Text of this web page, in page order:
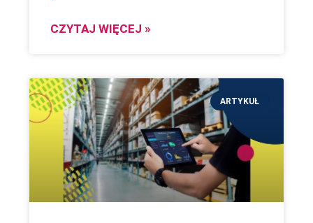
CZYTAJ WIĘCEJ »
ARTYKUŁ